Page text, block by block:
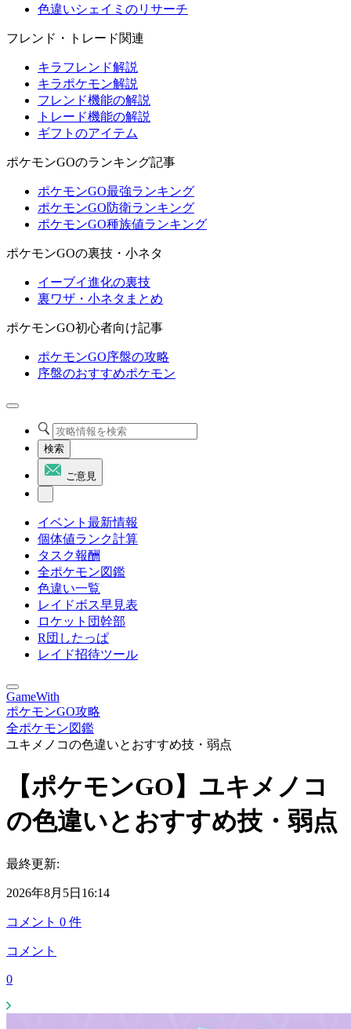
色違いシェイミのリサーチ
フレンド・トレード関連
キラフレンド解説
キラポケモン解説
フレンド機能の解説
トレード機能の解説
ギフトのアイテム
ポケモンGOのランキング記事
ポケモンGO最強ランキング
ポケモンGO防衛ランキング
ポケモンGO種族値ランキング
ポケモンGOの裏技・小ネタ
イーブイ進化の裏技
裏ワザ・小ネタまとめ
ポケモンGO初心者向け記事
ポケモンGO序盤の攻略
序盤のおすすめポケモン
検索
ご意見
イベント最新情報
個体値ランク計算
タスク報酬
全ポケモン図鑑
色違い一覧
レイドボス早見表
ロケット団幹部
R団したっぱ
レイド招待ツール
GameWith
ポケモンGO攻略
全ポケモン図鑑
ユキメノコの色違いとおすすめ技・弱点
【ポケモンGO】ユキメノコ
の色違いとおすすめ技・弱点
最終更新:
2026年8月5日16:14
コメント 0 件
コメント
0